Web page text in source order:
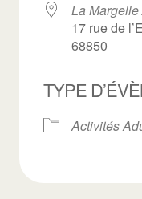
La
17 rue de
68850
TYPE
Activités